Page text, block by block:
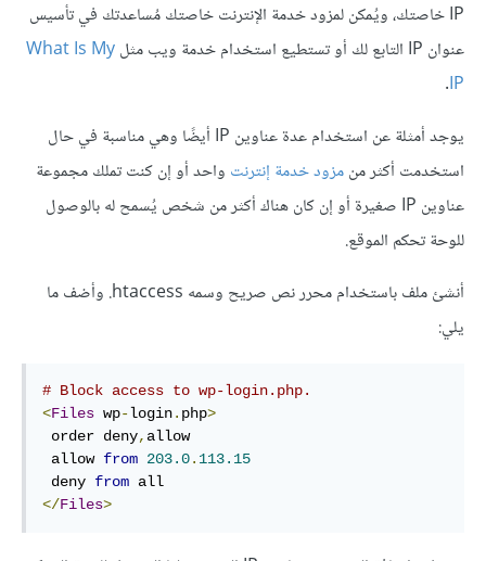
IP خاصتك، ويُمكن لمزود خدمة الإنترنت خاصتك مُساعدتك في تأسيس
عنوان IP التابع لك أو تستطيع استخدام خدمة ويب مثل
What Is My
IP
.
يوجد أمثلة عن استخدام عدة عناوين IP أيضًا وهي مناسبة في حال
استخدمت أكثر منمزود خدمة إنترنت واحد أو إن كنت تملك مجموعة
عناوين IP صغيرة أو إن كان هناك أكثر من شخص يُسمح له بالوصول
للوحة تحكم الموقع.
أنشئ ملف باستخدام محرر نص صريح وسمه ‎.htaccess وأضف ما
يلي:
# Block access to wp-login.php.
<Files wp-login. php>
order deny, allow
allow from 203.0. 113.15
deny from
</Files>